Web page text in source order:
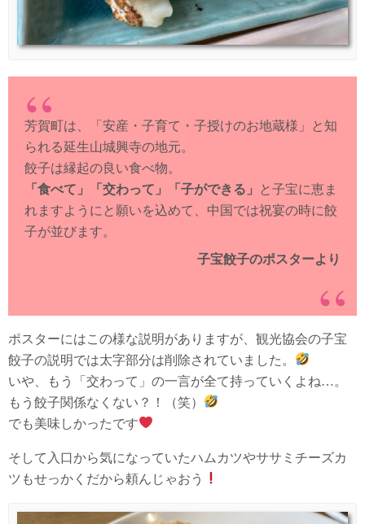
芳賀町は、「安産・子育て・子授けのお地蔵様」と知
られる延生山城興寺の地元。
餃子は縁起の良い食べ物。
「食べて」「交わって」「子ができる」
と子宝に恵ま
れますようにと願いを込めて、中国では祝宴の時に餃
子が並びます。
子宝餃子のポスターより
ポスターにはこの様な説明がありますが、観光協会の子宝
餃子の説明では太字部分は削除されていました。
いや、もう「交わって」の一言が全て持っていくよね…。
もう餃子関係なくない？！（笑）
でも美味しかったです
そして入口から気になっていたハムカツやササミチーズカ
ツもせっかくだから頼んじゃおう